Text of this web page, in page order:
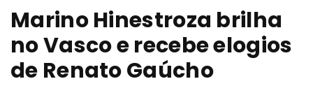
Marino Hinestroza brilha
no Vasco e recebe elogios
de Renato Gaúcho